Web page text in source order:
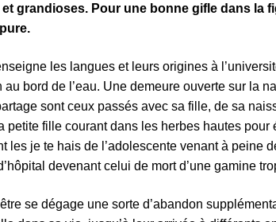
grandioses. Pour une bonne gifle dans la
les langues et leurs origines à
bord de l’eau. Une demeure ouverte sur la
sont ceux passés avec sa fille, de sa
petite fille courant dans les herbes hautes
les je te hais de l’adolescente venant à peine
devenant celui de mort d’une gamine
se dégage une sorte d’abandon